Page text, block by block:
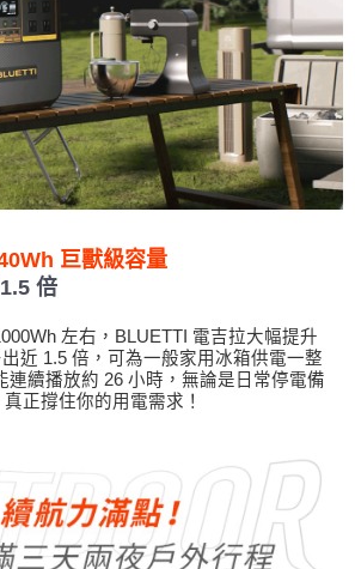
巨獸級容量
倍
左右，BLUETTI 電吉拉大幅提升
近 1.5 倍，可為一般家用冰箱供電一整
連續播放約 26 小時，無論是日常停電備
正撐住你的用電需求！